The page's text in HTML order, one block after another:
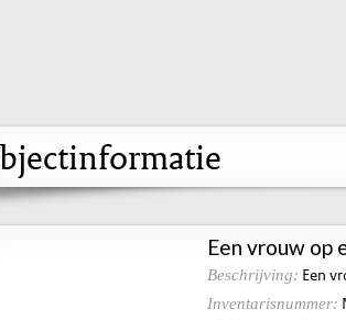
Een vrouw op
Beschrijving: Een
Inventarisnummer: